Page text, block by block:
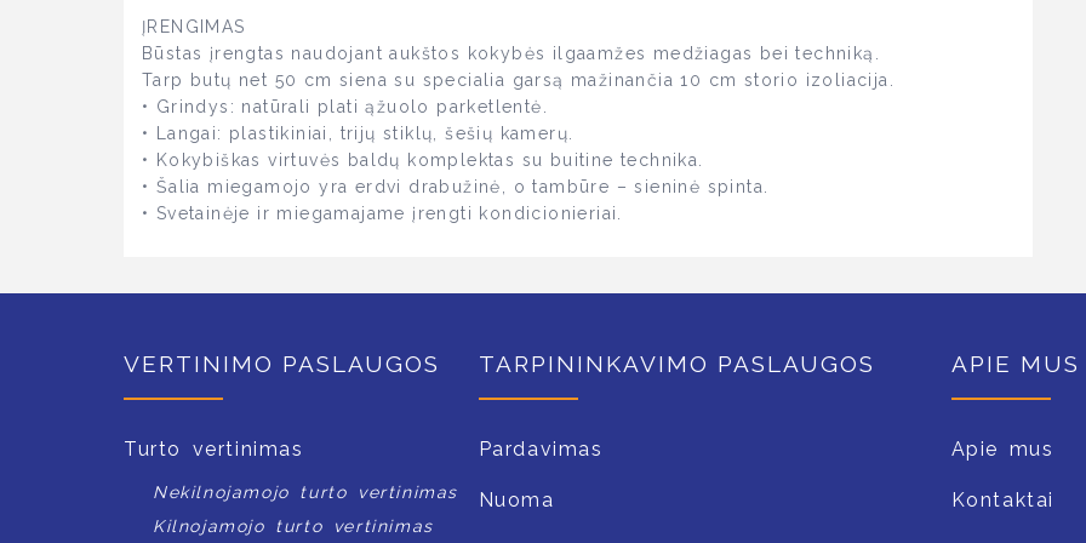
ĮRENGIMAS
Būstas įrengtas naudojant aukštos kokybės ilgaamžes medžiagas bei techniką.
Tarp butų net 50 cm siena su specialia garsą mažinančia 10 cm storio izoliacija.
• Grindys: natūrali plati ąžuolo parketlentė.
• Langai: plastikiniai, trijų stiklų, šešių kamerų.
• Kokybiškas virtuvės baldų komplektas su buitine technika.
• Šalia miegamojo yra erdvi drabužinė, o tambūre – sieninė spinta.
• Svetainėje ir miegamajame įrengti kondicionieriai.
VERTINIMO PASLAUGOS
Turto vertinimas
Nekilnojamojo turto vertinimas
Kilnojamojo turto vertinimas
TARPININKAVIMO PASLAUGOS
Pardavimas
Nuoma
APIE MUS
Apie mus
Kontaktai